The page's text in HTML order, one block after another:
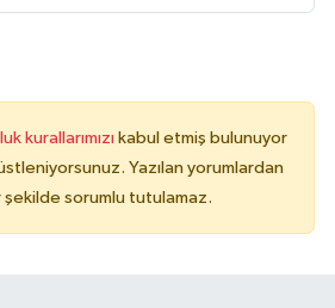
kurallarımızı kabul etmiş bulunuyor
Yazılan yorumlardan
şekilde sorumlu tutulamaz.